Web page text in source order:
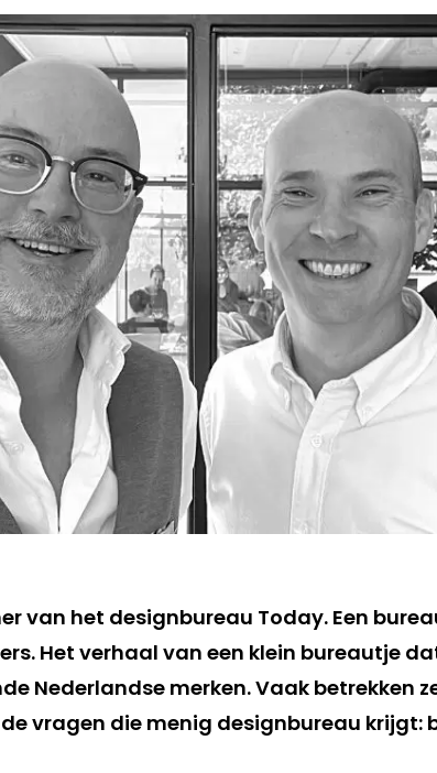
van het designbureau Today. Een
Het verhaal van een klein bureautje
Nederlandse merken. Vaak betrekken
vragen die menig designbureau krijgt: